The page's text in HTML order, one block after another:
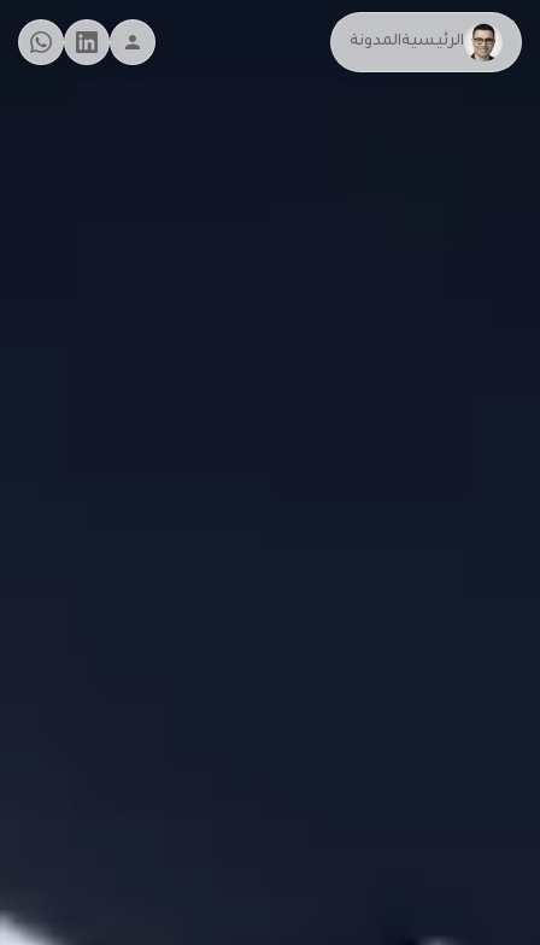
الرئيسيةالمدونة